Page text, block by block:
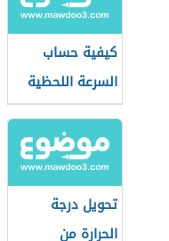
كيفية حساب
السرعة اللحظية
تحويل درجة
الحرارة من